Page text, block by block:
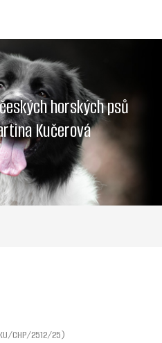
horských psů
Kučerová
CHP/2512/25)